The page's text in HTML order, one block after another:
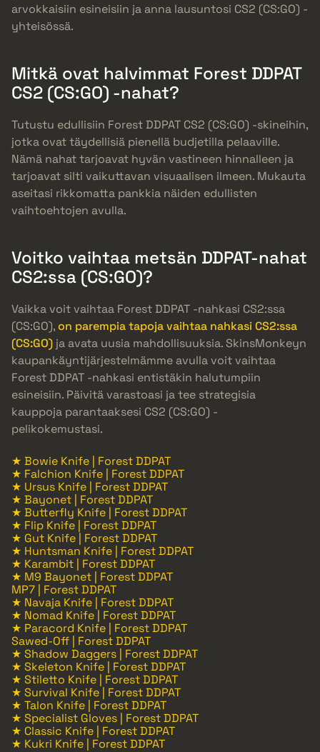
arvokkaisiin esineisiin ja anna lausuntosi CS2 (CS:GO) -
yhteisössä.
Mitkä ovat halvimmat Forest DDPAT
CS2 (CS:GO) -nahat?
Tutustu edullisiin Forest DDPAT CS2 (CS:GO) -skineihin,
jotka ovat täydellisiä pienellä budjetilla pelaaville.
Nämä nahat tarjoavat hyvän vastineen hinnalleen ja
tarjoavat silti vaikuttavan visuaalisen ilmeen. Mukauta
aseitasi rikkomatta pankkia näiden edullisten
vaihtoehtojen avulla.
Voitko vaihtaa metsän DDPAT-nahat
CS2:ssa (CS:GO)?
Vaikka voit vaihtaa Forest DDPAT -nahkasi CS2:ssa
(CS:GO),on parempia tapoja vaihtaa nahkasi CS2:ssa
(CS:GO) ja avata uusia mahdollisuuksia. SkinsMonkeyn
kaupankäyntijärjestelmämme avulla voit vaihtaa
Forest DDPAT -nahkasi entistäkin halutumpiin
esineisiin. Päivitä varastoasi ja tee strategisia
kauppoja parantaaksesi CS2 (CS:GO) -
pelikokemustasi.
★ Bowie Knife | Forest DDPAT
★ Falchion Knife | Forest DDPAT
★ Ursus Knife | Forest DDPAT
★ Bayonet | Forest DDPAT
★ Butterfly Knife | Forest DDPAT
★ Flip Knife | Forest DDPAT
★ Gut Knife | Forest DDPAT
★ Huntsman Knife | Forest DDPAT
★ Karambit | Forest DDPAT
★ M9 Bayonet | Forest DDPAT
MP7 | Forest DDPAT
★ Navaja Knife | Forest DDPAT
★ Nomad Knife | Forest DDPAT
★ Paracord Knife | Forest DDPAT
Sawed-Off | Forest DDPAT
★ Shadow Daggers | Forest DDPAT
★ Skeleton Knife | Forest DDPAT
★ Stiletto Knife | Forest DDPAT
★ Survival Knife | Forest DDPAT
★ Talon Knife | Forest DDPAT
★ Specialist Gloves | Forest DDPAT
★ Classic Knife | Forest DDPAT
★ Kukri Knife | Forest DDPAT